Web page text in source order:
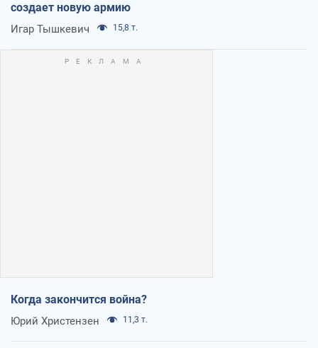
создает новую армию
Игар Тышкевич 15,8 т.
Когда закончится война?
Юрий Христензен 11,3 т.